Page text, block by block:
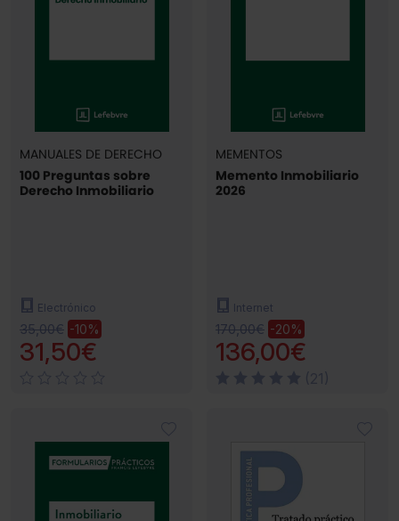
MANUALES DE DERECHO
100 Preguntas sobre
Derecho Inmobiliario
Electrónico
35,00€ -10%
31,50€
MEMENTOS
Memento Inmobiliario
2026
Internet
170,00€ -20%
136,00€